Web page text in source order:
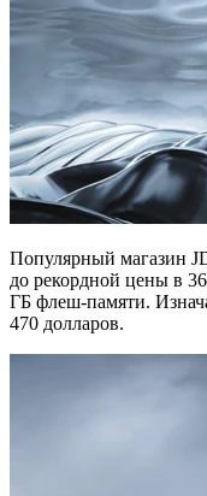
Популярный магазин
до рекордной цены в
ГБ флеш-памяти.
470 долларов.